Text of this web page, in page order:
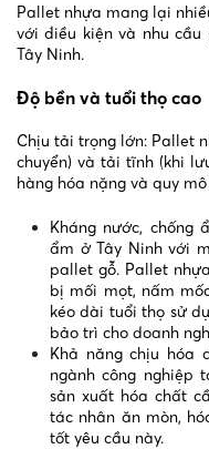
Pallet nhựa mang lại
với điều kiện và nhu
Tây Ninh.
Độ bền và tuổi thọ cao
Chịu tải trọng lớn: Pallet
chuyển) và tải tĩnh (khi
hàng hóa nặng và quy
Kháng nước, chống
ẩm ở Tây Ninh với
pallet gỗ. Pallet
bị mối mọt, nấm
kéo dài tuổi thọ sử
bảo trì cho doanh
Khả năng chịu hóa
ngành công nghiệp
sản xuất hóa chất
tác nhân ăn mòn,
tốt yêu cầu này.